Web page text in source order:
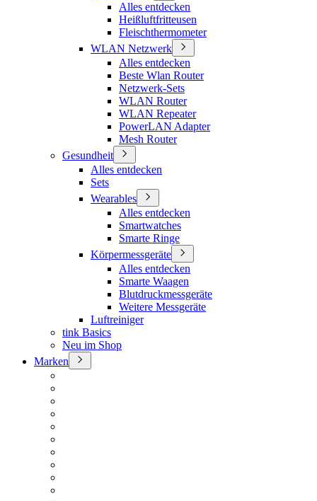
Alles entdecken
Heißluftfritteusen
Fleischthermometer
WLAN Netzwerk
Alles entdecken
Beste Wlan Router
Netzwerk-Sets
WLAN Router
WLAN Repeater
PowerLAN Adapter
Mesh Router
Gesundheit
Alles entdecken
Sets
Wearables
Alles entdecken
Smartwatches
Smarte Ringe
Körpermessgeräte
Alles entdecken
Smarte Waagen
Blutdruckmessgeräte
Weitere Messgeräte
Luftreiniger
tink Basics
Neu im Shop
Marken